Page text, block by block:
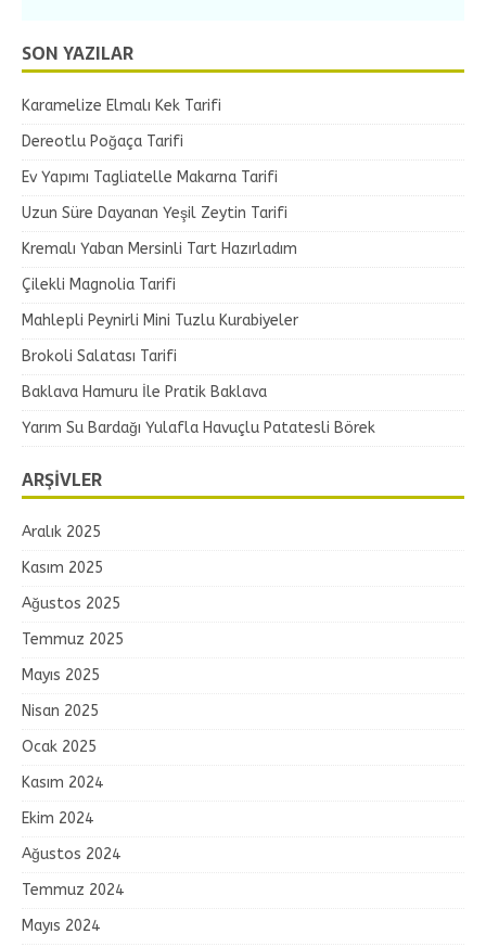
SON YAZILAR
Karamelize Elmalı Kek Tarifi
Dereotlu Poğaça Tarifi
Ev Yapımı Tagliatelle Makarna Tarifi
Uzun Süre Dayanan Yeşil Zeytin Tarifi
Kremalı Yaban Mersinli Tart Hazırladım
Çilekli Magnolia Tarifi
Mahlepli Peynirli Mini Tuzlu Kurabiyeler
Brokoli Salatası Tarifi
Baklava Hamuru İle Pratik Baklava
Yarım Su Bardağı Yulafla Havuçlu Patatesli Börek
ARŞIVLER
Aralık 2025
Kasım 2025
Ağustos 2025
Temmuz 2025
Mayıs 2025
Nisan 2025
Ocak 2025
Kasım 2024
Ekim 2024
Ağustos 2024
Temmuz 2024
Mayıs 2024